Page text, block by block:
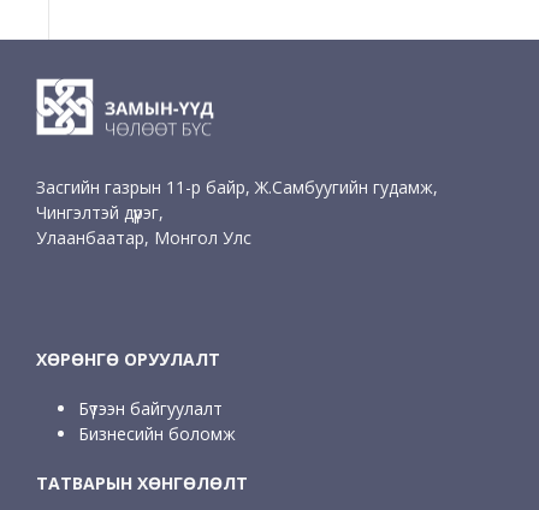
Засгийн газрын 11-р байр, Ж.Самбуугийн гудамж,
Чингэлтэй дүүрэг,
Улаанбаатар, Монгол Улс
ХӨРӨНГӨ ОРУУЛАЛТ
Бүтээн байгуулалт
Бизнесийн боломж
ТАТВАРЫН ХӨНГӨЛӨЛТ